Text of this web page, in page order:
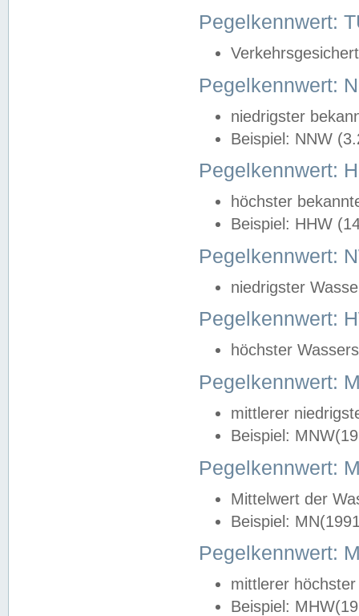
Pegelkennwert:
Pegelkennwert:
niedrigster
Beispiel: NNW
Pegelkennwert:
höchster
Beispiel: HHW
Pegelkennwert:
niedrigster
Pegelkennwert:
höchster
Pegelkennwert:
mittlerer
Beispiel:
Pegelkennwert:
Mittelwert der
Beispiel:
Pegelkennwert:
mittlerer
Beispiel: